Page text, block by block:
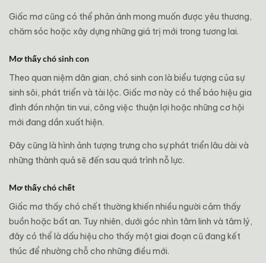
Giấc mơ cũng có thể phản ánh mong muốn được yêu thương,
chăm sóc hoặc xây dựng những giá trị mới trong tương lai.
Mơ thấy chó sinh con
Theo quan niệm dân gian, chó sinh con là biểu tượng của sự
sinh sôi, phát triển và tài lộc. Giấc mơ này có thể báo hiệu gia
đình đón nhận tin vui, công việc thuận lợi hoặc những cơ hội
mới đang dần xuất hiện.
Đây cũng là hình ảnh tượng trưng cho sự phát triển lâu dài và
những thành quả sẽ đến sau quá trình nỗ lực.
Mơ thấy chó chết
Giấc mơ thấy chó chết thường khiến nhiều người cảm thấy
buồn hoặc bất an. Tuy nhiên, dưới góc nhìn tâm linh và tâm lý,
đây có thể là dấu hiệu cho thấy một giai đoạn cũ đang kết
thúc để nhường chỗ cho những điều mới.